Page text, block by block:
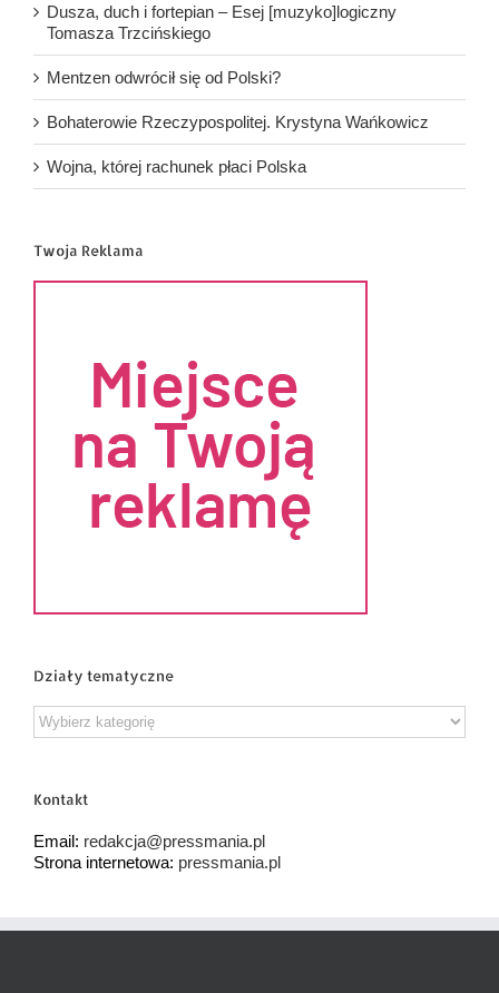
Dusza, duch i fortepian – Esej [muzyko]logiczny
Tomasza Trzcińskiego
Mentzen odwrócił się od Polski?
Bohaterowie Rzeczypospolitej. Krystyna Wańkowicz
Wojna, której rachunek płaci Polska
Twoja Reklama
Działy tematyczne
Działy
tematyczne
Kontakt
Email: redakcja@pressmania.pl
Strona internetowa: pressmania.pl